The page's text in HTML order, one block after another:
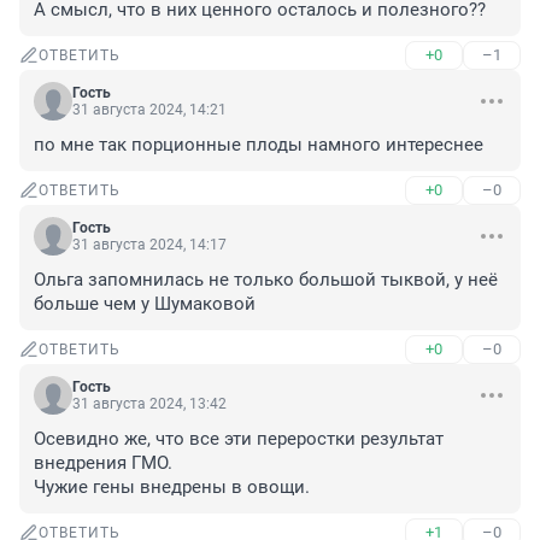
А смысл, что в них ценного осталось и полезного??
ОТВЕТИТЬ +0 –1
Гость
31 августа 2024, 14:21
по мне так порционные плоды намного интереснее
ОТВЕТИТЬ +0 –0
Гость
31 августа 2024, 14:17
Ольга запомнилась не только большой тыквой, у неё
больше чем у Шумаковой
ОТВЕТИТЬ +0 –0
Гость
31 августа 2024, 13:42
Осевидно же, что все эти переростки результат
внедрения ГМО.
Чужие гены внедрены в овощи.
ОТВЕТИТЬ +1 –0